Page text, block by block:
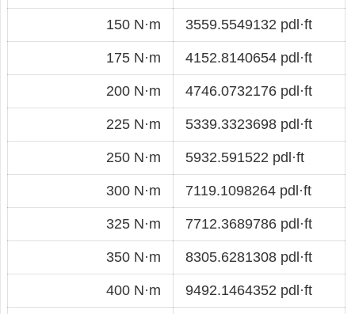
150 N·m 3559.5549132 pdl·ft
175 N·m 4152.8140654 pdl·ft
200 N·m 4746.0732176 pdl·ft
225 N·m 5339.3323698 pdl·ft
250 N·m 5932.591522 pdl·ft
300 N·m 7119.1098264 pdl·ft
325 N·m 7712.3689786 pdl·ft
350 N·m 8305.6281308 pdl·ft
400 N·m 9492.1464352 pdl·ft